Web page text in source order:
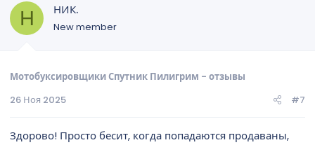
Н НИК.
New member
Мотобуксировщики Спутник Пилигрим - отзывы
26 Ноя 2025
#7
Здорово! Просто бесит, когда попадаются продаваны,